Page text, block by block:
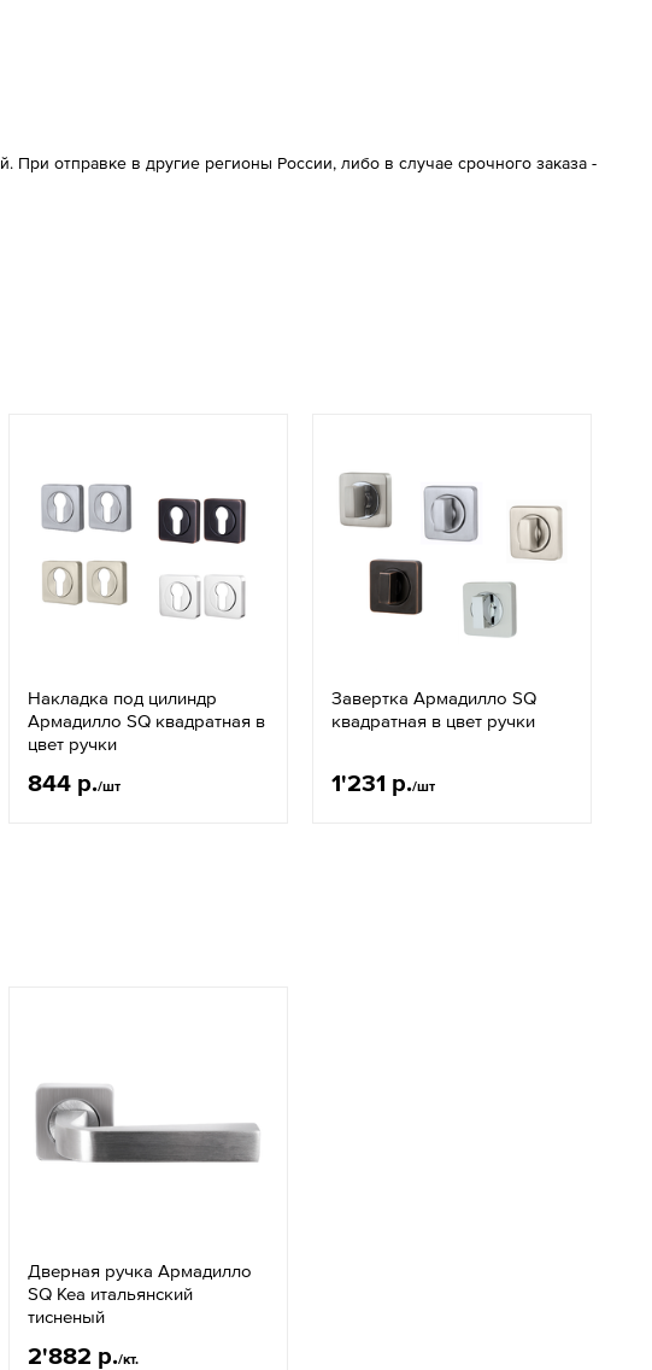
отправке в другие регионы России, либо в случае срочного заказа -
Накладка под цилиндр
Армадилло SQ квадратная в
цвет ручки
844 р./шт
Завертка Армадилло SQ
квадратная в цвет ручки
1'231 р./шт
Дверная ручка Армадилло
SQ Kea итальянский
тисненый
2'882 р./кт.